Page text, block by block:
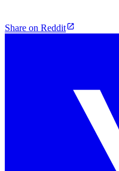
Share on Reddit